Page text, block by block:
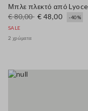
€ 80,00 € 48,00
-40%
SALE
2 χρώματα